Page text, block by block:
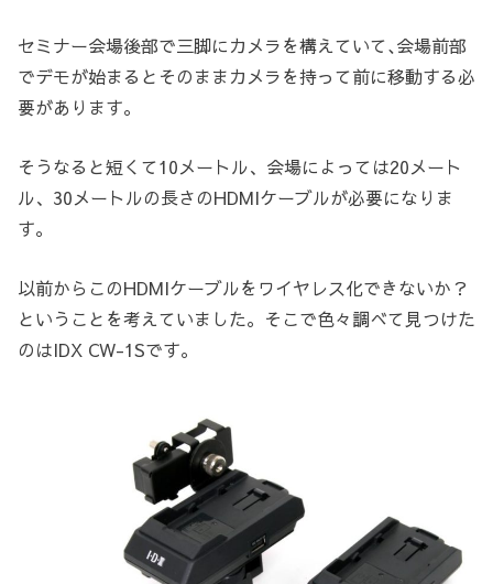
セミナー会場後部で三脚にカメラを構えていて､会場前部
でデモが始まるとそのままカメラを持って前に移動する必
要があります。
そうなると短くて10メートル、会場によっては20メート
ル、30メートルの長さのHDMIケーブルが必要になりま
す。
以前からこのHDMIケーブルをワイヤレス化できないか？
ということを考えていました。そこで色々調べて見つけた
のはIDX CW-1Sです。